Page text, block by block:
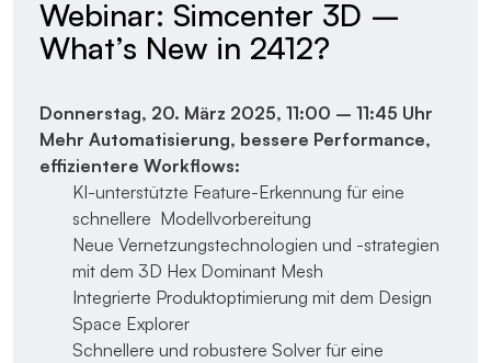
Webinar: Simcenter 3D –
What’s New in 2412?
Donnerstag, 20. März 2025, 11:00 – 11:45 Uhr
Mehr Automatisierung, bessere Performance,
effizientere Workflows:
KI-unterstützte Feature-Erkennung für eine
schnellere Modellvorbereitung
Neue Vernetzungstechnologien und -strategien
mit dem 3D Hex Dominant Mesh
Integrierte Produktoptimierung mit dem Design
Space Explorer
Schnellere und robustere Solver für eine